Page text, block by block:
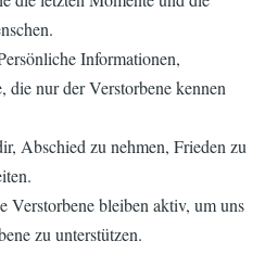
Informationen,
nur der Verstorbene kennen
Abschied zu nehmen, Frieden zu
Verstorbene bleiben aktiv, um uns
zu unterstützen.